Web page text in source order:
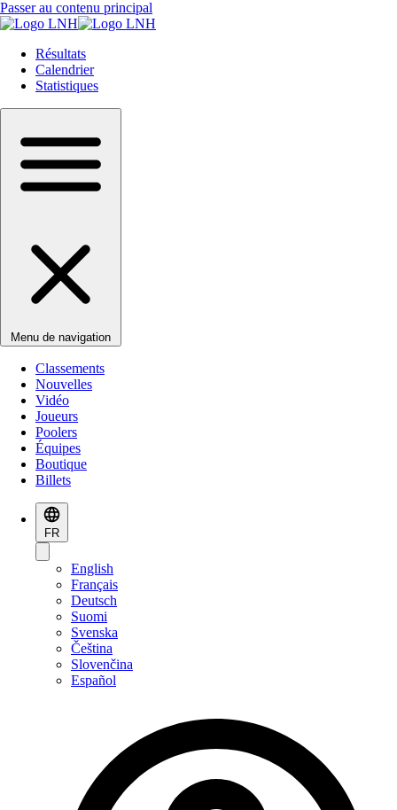
Passer au contenu principal
Résultats
Calendrier
Statistiques
Menu de navigation
Classements
Nouvelles
Vidéo
Joueurs
Poolers
Équipes
Boutique
Billets
FR
English
Français
Deutsch
Suomi
Svenska
Čeština
Slovenčina
Español